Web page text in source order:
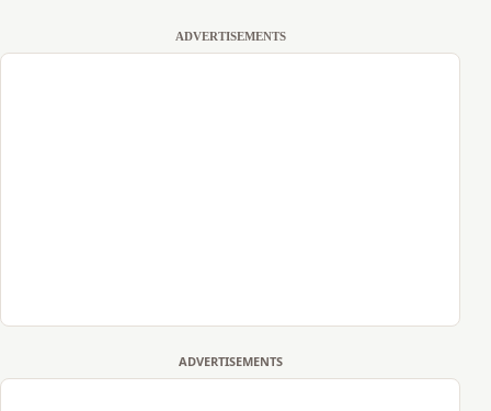
ADVERTISEMENTS
ADVERTISEMENTS